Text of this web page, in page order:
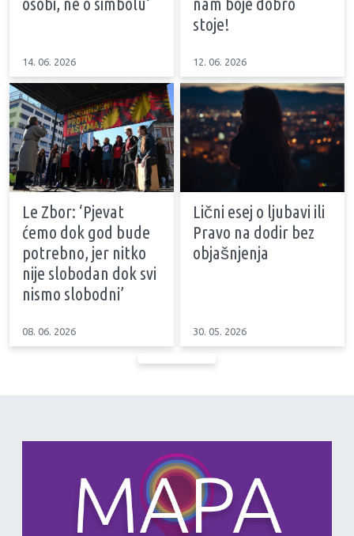
14. 06. 2026
stoje!
12. 06. 2026
Le Zbor: ‘Pjevat
ćemo dok god bude
potrebno, jer nitko
nije slobodan dok svi
nismo slobodni’
08. 06. 2026
Lični esej o ljubavi ili
Pravo na dodir bez
objašnjenja
30. 05. 2026